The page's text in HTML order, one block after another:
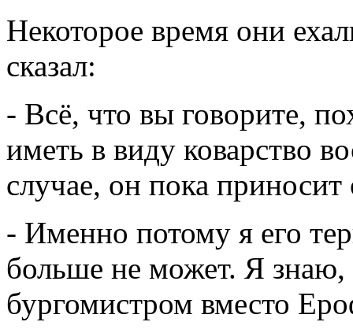
Некоторое время они
сказал:
- Всё, что вы говорите,
иметь в виду коварство
случае, он пока
- Именно потому я его
больше не может. Я знаю,
бургомистром вместо